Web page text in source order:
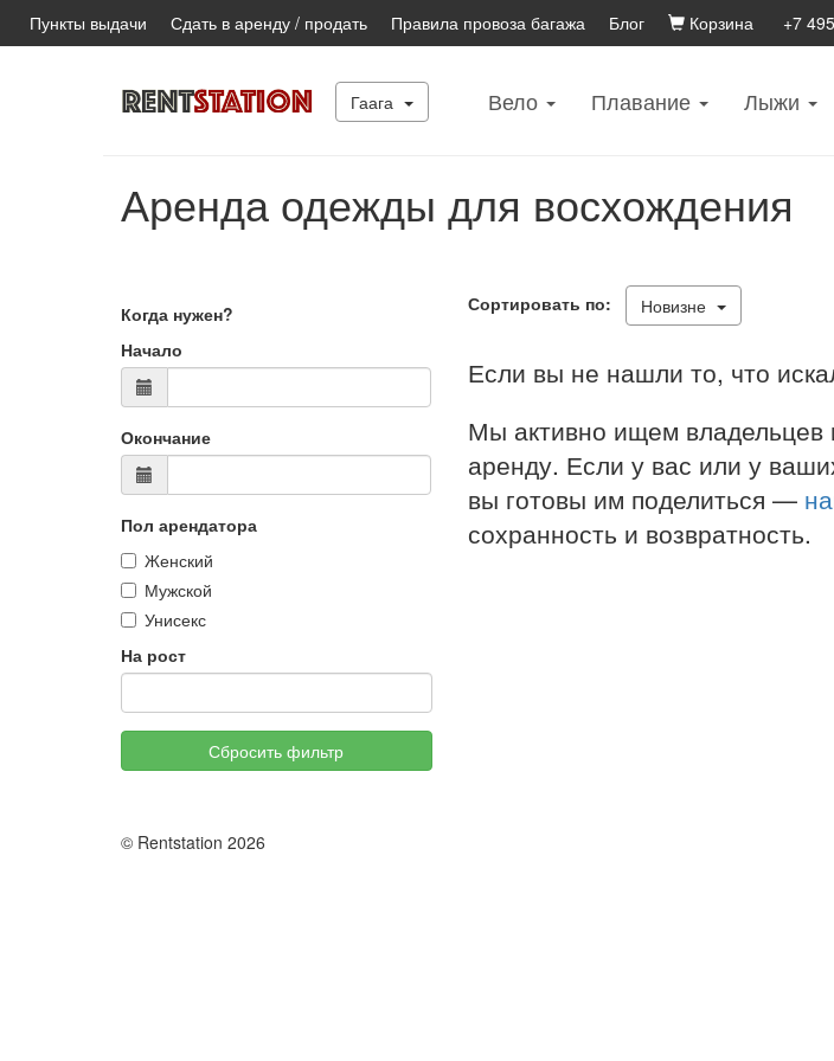
Пункты выдачи Сдать в аренду / продать Правила провоза багажа Блог Корзина +7
Гаага Вело Плавание Лыжи
Аренда одежды для восхождения
Когда нужен?
Начало
Окончание
Пол арендатора
Женский
Мужской
Унисекс
На рост
Сбросить фильтр
Сортировать по: Новизне
Если вы не нашли то, что
Мы активно ищем владельцев
аренду. Если у вас или у
вы готовы им поделиться —
сохранность и возвратность.
© Rentstation 2026